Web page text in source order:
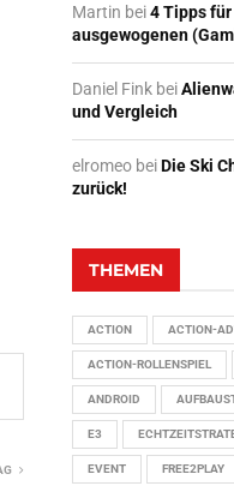
Martin bei4 Tipps
ausgewogenen
Daniel Fink bei
und Vergleich
elromeo beiDie Ski
zurück!
THEMEN
ACTION ACTION-
ACTION-ROLLENSPIEL
ANDROID
E3
EVENT FREE2PLAY